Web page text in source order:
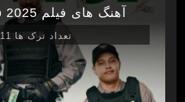
آهنگ های فیلم The Pickup 2025
تعداد ترک ها 11